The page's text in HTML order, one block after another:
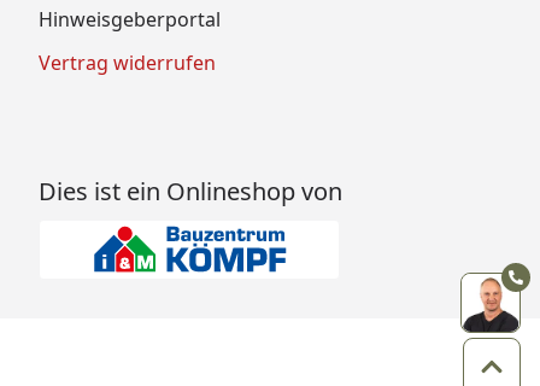
Hinweisgeberportal
Vertrag widerrufen
Dies ist ein Onlineshop von